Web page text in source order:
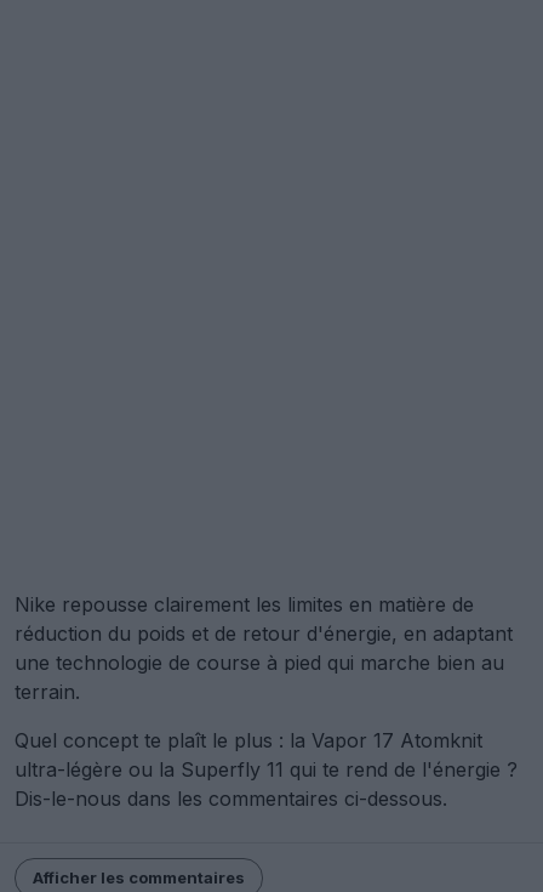
Nike repousse clairement les limites en matière de
réduction du poids et de retour d'énergie, en adaptant
une technologie de course à pied qui marche bien au
terrain.
Quel concept te plaît le plus : la Vapor 17 Atomknit
ultra-légère ou la Superfly 11 qui te rend de l'énergie ?
Dis-le-nous dans les commentaires ci-dessous.
Afficher les commentaires